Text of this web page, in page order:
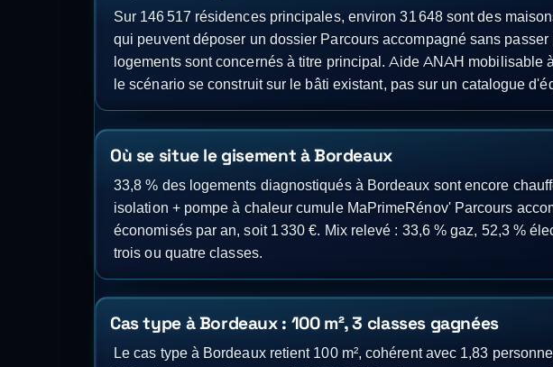
Sur 146 517 résidences principales, environ 31 648 sont des
qui peuvent déposer un dossier Parcours accompagné sans
logements sont concernés à titre principal. Aide ANAH mobilisable
le scénario se construit sur le bâti existant, pas sur un catalogue
Où se situe le gisement à Bordeaux
33,8 % des logements diagnostiqués à Bordeaux sont encore
isolation + pompe à chaleur cumule MaPrimeRénov' Parcours
économisés par an, soit 1 330 €. Mix relevé : 33,6 % gaz, 52,3 %
trois ou quatre classes.
Cas type à Bordeaux : 100 m², 3 classes gagnées
Le cas type à Bordeaux retient 100 m², cohérent avec 1,83